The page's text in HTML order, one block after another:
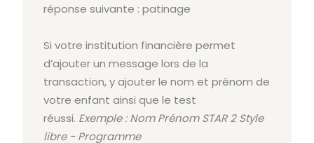
réponse suivante : patinage
Si votre institution financière permet
d’ajouter un message lors de la
transaction, y ajouter le nom et prénom de
votre enfant ainsi que le test
réussi. Exemple : Nom Prénom STAR 2 Style
libre - Programme